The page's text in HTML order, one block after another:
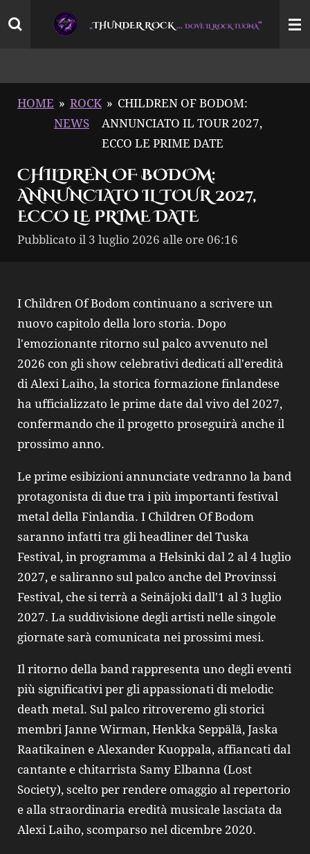
Vai
„THUNDER ROCK…DOVE IL ROCK TUONA“
HOME » ROCK
NEWS
» CHILDREN OF BODOM:
ANNUNCIATO IL TOUR 2027,
ECCO LE PRIME DATE
CHILDREN OF BODOM:
ANNUNCIATO IL TOUR 2027,
ECCO LE PRIME DATE
Pubblicato il 3 luglio 2026 alle ore 06:16
I Children Of Bodom continuano a scrivere un
nuovo capitolo della loro storia. Dopo
l'emozionante ritorno sul palco avvenuto nel
2026 con gli show celebrativi dedicati all'eredità
di Alexi Laiho, la storica formazione finlandese
ha ufficializzato le prime date dal vivo del 2027,
confermando che il progetto proseguirà anche il
prossimo anno.
Le prime esibizioni annunciate vedranno la band
protagonista di due tra i più importanti festival
metal della Finlandia. I Children Of Bodom
saranno infatti tra gli headliner del Tuska
Festival, in programma a Helsinki dal 2 al 4 luglio
2027, e saliranno sul palco anche del Provinssi
Festival, che si terrà a Seinäjoki dall'1 al 3 luglio
2027. La suddivisione degli artisti nelle singole
giornate sarà comunicata nei prossimi mesi.
Il ritorno della band rappresenta uno degli eventi
più significativi per gli appassionati di melodic
death metal. Sul palco ritroveremo gli storici
membri Janne Wirman, Henkka Seppälä, Jaska
Raatikainen e Alexander Kuoppala, affiancati dal
cantante e chitarrista Samy Elbanna (Lost
Society), scelto per rendere omaggio al repertorio
e alla straordinaria eredità musicale lasciata da
Alexi Laiho, scomparso nel dicembre 2020.